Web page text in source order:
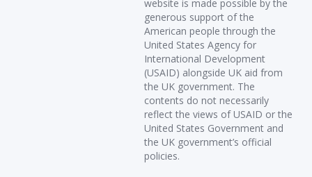
website is made possible by the
generous support of the
American people through the
United States Agency for
International Development
(USAID) alongside UK aid from
the UK government. The
contents do not necessarily
reflect the views of USAID or the
United States Government and
the UK government’s official
policies.